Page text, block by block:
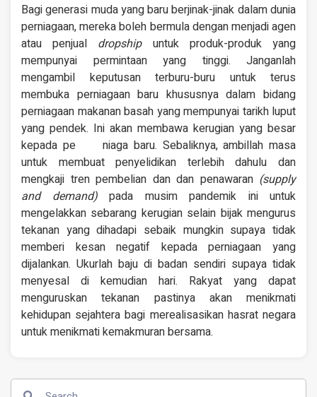
Bagi generasi muda yang baru berjinak-jinak dalam dunia
perniagaan, mereka boleh bermula dengan menjadi agen
atau penjual dropshipuntuk produk-produk yang
mempunyai permintaan yang tinggi. Janganlah
mengambil keputusan terburu-buru untuk terus
membuka perniagaan baru khususnya dalam bidang
perniagaan makanan basah yang mempunyai tarikh luput
yang pendek. Ini akan membawa kerugian yang besar
kepada pe niaga baru. Sebaliknya, ambillah masa
untuk membuat penyelidikan terlebih dahulu dan
mengkaji tren pembelian dan dan penawaran (supply
and demand) pada musim pandemik ini untuk
mengelakkan sebarang kerugian selain bijak mengurus
tekanan yang dihadapi sebaik mungkin supaya tidak
memberi kesan negatif kepada perniagaan yang
dijalankan. Ukurlah baju di badan sendiri supaya tidak
menyesal di kemudian hari. Rakyat yang dapat
menguruskan tekanan pastinya akan menikmati
kehidupan sejahtera bagi merealisasikan hasrat negara
untuk menikmati kemakmuran bersama.